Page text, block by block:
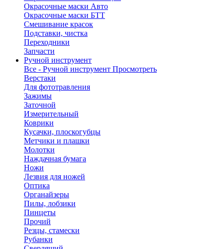
Окрасочные маски Авто
Окрасочные маски БТТ
Смешивание красок
Подставки, чистка
Переходники
Запчасти
Ручной инструмент
Все - Ручной инструмент Просмотреть
Верстаки
Для фототравления
Зажимы
Заточной
Измерительный
Коврики
Кусачки, плоскогубцы
Метчики и плашки
Молотки
Наждачная бумага
Ножи
Лезвия для ножей
Оптика
Органайзеры
Пилы, лобзики
Пинцеты
Прочий
Резцы, стамески
Рубанки